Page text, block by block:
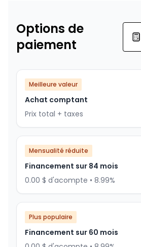
Options de
paiement
Meilleure valeur
Achat comptant
Prix total + taxes
Mensualité réduite
Financement sur 84 mois
0.00 $ d'acompte • 8.99%
Plus populaire
Financement sur 60 mois